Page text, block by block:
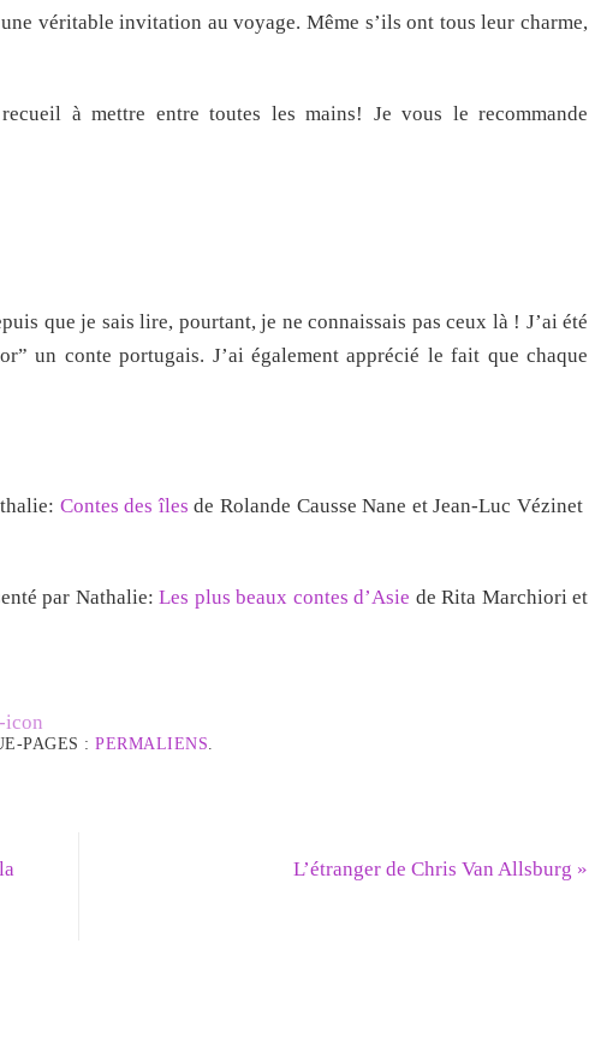
véritable invitation au voyage. Même s’ils ont tous leur charme,
à mettre entre toutes les mains! Je vous le recommande
que je sais lire, pourtant, je ne connaissais pas ceux là ! J’ai été
un conte portugais. J’ai également apprécié le fait que chaque
Contes des îles de Rolande Causse Nane et Jean-Luc Vézinet
par Nathalie: Les plus beaux contes d’Asie de Rita Marchiori et
PAGES : PERMALIENS
L’étranger de Chris Van Allsburg »